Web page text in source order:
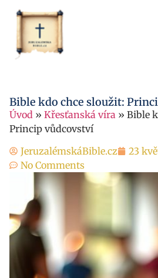
Bible kdo chce sloužit:
Úvod » Křesťanská víra » Bible
Princip vůdcovství
JeruzalémskáBible.cz
23
No Comments